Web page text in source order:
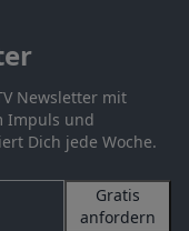
Newsletter mit
Impuls und
Dich jede Woche.
Gratis
anfordern